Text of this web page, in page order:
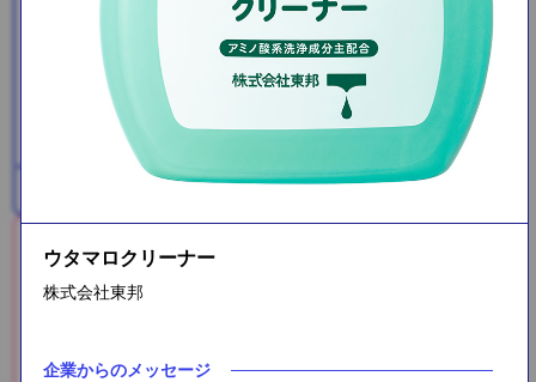
メガロスプロテインコーヒー
3包
ウタマロクリーナー
株式会社東邦
企業からのメッセージ